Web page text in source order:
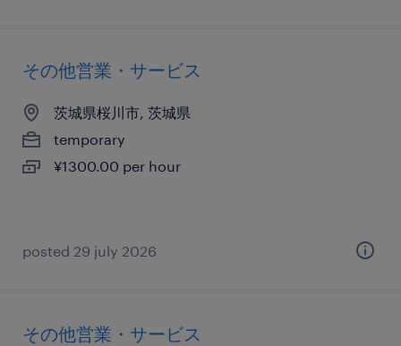
その他営業・サービス
茨城県桜川市, 茨城県
temporary
¥1300.00 per hour
posted 29 july 2026
その他営業・サービス